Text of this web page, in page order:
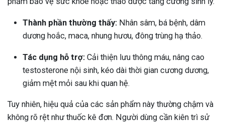
Thành phần thường thấy: Nhân sâm, bá bệnh, dâm
dương hoắc, maca, nhung hươu, đông trùng hạ thảo.
Tác dụng hỗ trợ: Cải thiện lưu thông máu, nâng cao
testosterone nội sinh, kéo dài thời gian cương dương,
giảm mệt mỏi sau khi quan hệ.
Tuy nhiên, hiệu quả của các sản phẩm này thường chậm và
không rõ rệt như thuốc kê đơn. Người dùng cần kiên trì sử